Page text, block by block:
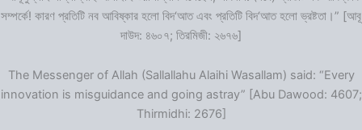
সম্পর্কে! কারণ প্রতিটি নব আবিষ্কার হলো বিদ‘আত এবং প্রতিটি বিদ‘আত হলো ভ্রষ্টতা।” [আবূ
দাউদ: ৪৬০৭; তিরমিজী: ২৬৭৬]
The Messenger of Allah (Sallallahu Alaihi Wasallam) said: “Every
innovation is misguidance and going astray” [Abu Dawood: 4607;
Thirmidhi: 2676]